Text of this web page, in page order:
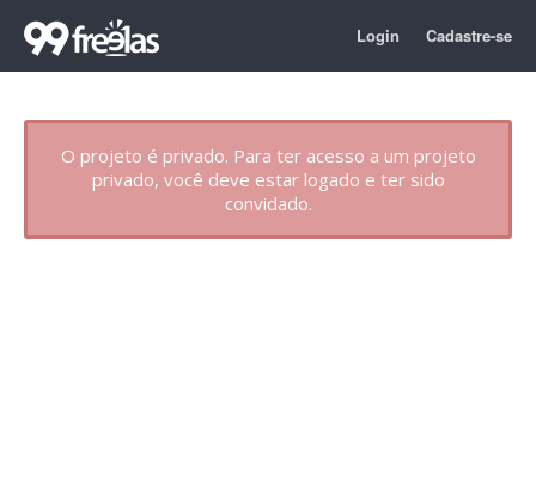
Login Cadastre-se
O projeto é privado. Para ter acesso a um projeto
privado, você deve estar logado e ter sido
convidado.